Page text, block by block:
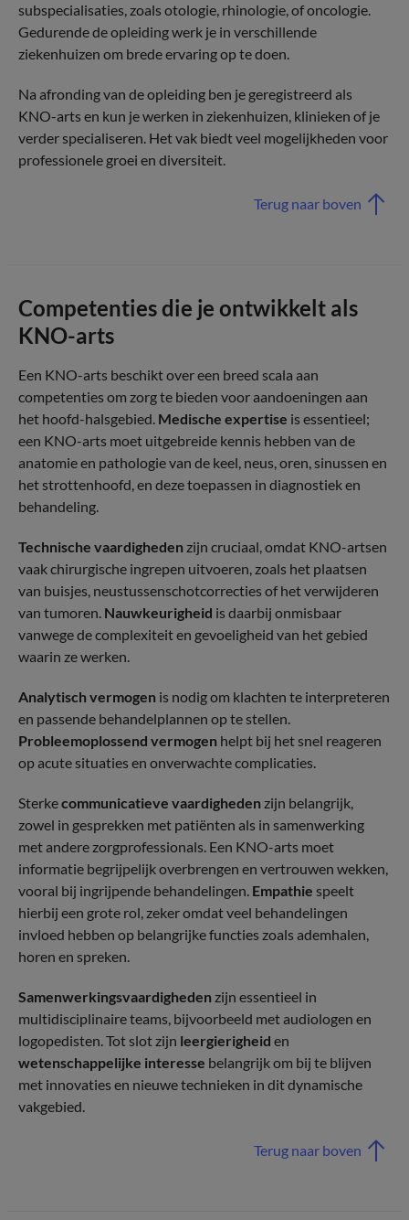
subspecialisaties, zoals otologie, rhinologie, of oncologie.
Gedurende de opleiding werk je in verschillende
ziekenhuizen om brede ervaring op te doen.
Na afronding van de opleiding ben je geregistreerd als
KNO-arts en kun je werken in ziekenhuizen, klinieken of je
verder specialiseren. Het vak biedt veel mogelijkheden voor
professionele groei en diversiteit.
Terug naar boven
Competenties die je ontwikkelt als
KNO-arts
Een KNO-arts beschikt over een breed scala aan
competenties om zorg te bieden voor aandoeningen aan
het hoofd-halsgebied. Medische expertise is essentieel;
een KNO-arts moet uitgebreide kennis hebben van de
anatomie en pathologie van de keel, neus, oren, sinussen en
het strottenhoofd, en deze toepassen in diagnostiek en
behandeling.
Technische vaardigheden zijn cruciaal, omdat KNO-artsen
vaak chirurgische ingrepen uitvoeren, zoals het plaatsen
van buisjes, neustussenschotcorrecties of het verwijderen
van tumoren. Nauwkeurigheid is daarbij onmisbaar
vanwege de complexiteit en gevoeligheid van het gebied
waarin ze werken.
Analytisch vermogen is nodig om klachten te interpreteren
en passende behandelplannen op te stellen.
Probleemoplossend vermogen helpt bij het snel reageren
op acute situaties en onverwachte complicaties.
Sterkecommunicatieve vaardigheden zijn belangrijk,
zowel in gesprekken met patiënten als in samenwerking
met andere zorgprofessionals. Een KNO-arts moet
informatie begrijpelijk overbrengen en vertrouwen wekken,
vooral bij ingrijpende behandelingen. Empathie speelt
hierbij een grote rol, zeker omdat veel behandelingen
invloed hebben op belangrijke functies zoals ademhalen,
horen en spreken.
Samenwerkingsvaardigheden zijn essentieel in
multidisciplinaire teams, bijvoorbeeld met audiologen en
logopedisten. Tot slot zijn leergierigheid en
wetenschappelijke interesse belangrijk om bij te blijven
met innovaties en nieuwe technieken in dit dynamische
vakgebied.
Terug naar boven